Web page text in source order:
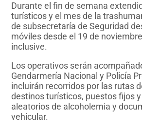
Durante el fin de semana
turísticos y el mes de la
de subsecretaría de Seguridad
móviles desde el 19 de
inclusive.
Los operativos serán
Gendarmería Nacional y Policía
incluirán recorridos por las rutas
destinos turísticos, puestos fijos
aleatorios de alcoholemia y
vehicular.